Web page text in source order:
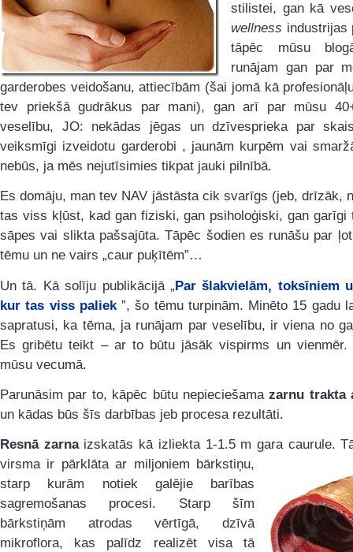
stilistei, gan kā
wellness industrijas
tāpēc mūsu
runājam gan par
garderobes veidošanu, attiecībām (šai jomā kā
tev priekšā gudrākus par mani), gan arī par mūsu
veselību, JO: nekādas jēgas un dzīvesprieka par
veiksmīgi izveidotu garderobi , jaunām kurpēm vai
nebūs, ja mēs nejutīsimies tikpat jauki pilnībā.
Es domāju, man tev NAV jāstāsta cik svarīgs (jeb, drīzāk,
tas viss kļūst, kad gan fiziski, gan psiholoģiski, gan garīgi
sāpes vai slikta pašsajūta. Tāpēc šodien es runāšu par
tēmu un ne vairs „caur puķītēm”…
Un tā. Kā solīju publikācijā „Par šlakvielām, toksīniem
kur tas viss paliek ”, šo tēmu turpinām. Minēto 15 gadu
sapratusi, ka tēma, ja runājam par veselību, ir viena no
Es gribētu teikt – ar to būtu jāsāk vispirms un
mūsu vecumā.
Parunāsim par to, kāpēc būtu nepieciešamazarnu trakta
un kādas būs šīs darbības jeb procesa rezultāti.
Resnā zarnaizskatās kā izliekta 1-1.5 m gara caurule.
virsma ir pārklāta ar miljoniem bārkstiņu,
starp kurām notiek galējie barības
sagremošanas procesi. Starp šīm
bārkstiņām atrodas vērtīgā, dzīvā
mikroflora, kas palīdz realizēt visa tā